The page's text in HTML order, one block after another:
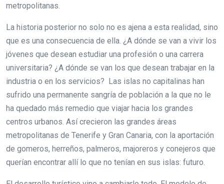
metropolitanas.
La historia posterior no solo no es ajena a esta realidad, sino
que es una consecuencia de ella. ¿A dónde se van a vivir los
jóvenes que desean estudiar una profesión o una carrera
universitaria? ¿A dónde se van los que desean trabajar en la
industria o en los servicios? Las islas no capitalinas han
sufrido una permanente sangría de población a la que no le
ha quedado más remedio que viajar hacia los grandes
centros urbanos. Así crecieron las grandes áreas
metropolitanas de Tenerife y Gran Canaria, con la aportación
de gomeros, herreños, palmeros, majoreros y conejeros que
querían encontrar allí lo que no tenían en sus islas: futuro.